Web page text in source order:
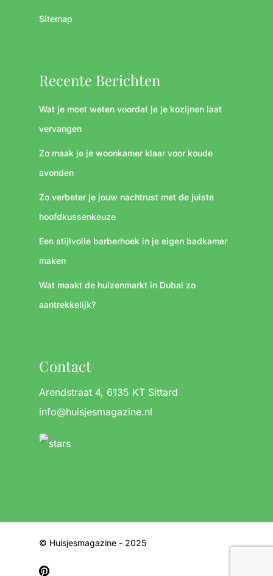
Sitemap
Recente Berichten
Wat je moet weten voordat je je kozijnen laat
vervangen
Zo maak je je woonkamer klaar voor koude
avonden
Zo verbeter je jouw nachtrust met de juiste
hoofdkussenkeuze
Een stijlvolle barberhoek in je eigen badkamer
maken
Wat maakt de huizenmarkt in Dubai zo
aantrekkelijk?
Contact
Arendstraat 4, 6135 KT Sittard
info@huisjesmagazine.nl
© Huisjesmagazine - 2025